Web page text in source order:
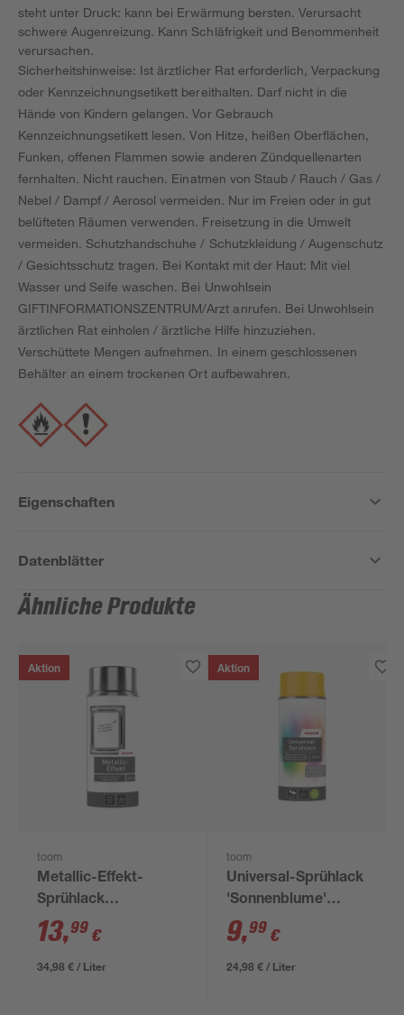
steht unter Druck: kann bei Erwärmung bersten. Verursacht
schwere Augenreizung. Kann Schläfrigkeit und Benommenheit
verursachen.
Sicherheitshinweise: Ist ärztlicher Rat erforderlich, Verpackung
oder Kennzeichnungsetikett bereithalten. Darf nicht in die
Hände von Kindern gelangen. Vor Gebrauch
Kennzeichnungsetikett lesen. Von Hitze, heißen Oberflächen,
Funken, offenen Flammen sowie anderen Zündquellenarten
fernhalten. Nicht rauchen. Einatmen von Staub / Rauch / Gas /
Nebel / Dampf / Aerosol vermeiden. Nur im Freien oder in gut
belüfteten Räumen verwenden. Freisetzung in die Umwelt
vermeiden. Schutzhandschuhe / Schutzkleidung / Augenschutz
/ Gesichtsschutz tragen. Bei Kontakt mit der Haut: Mit viel
Wasser und Seife waschen. Bei Unwohlsein
GIFTINFORMATIONSZENTRUM/Arzt anrufen. Bei Unwohlsein
ärztlichen Rat einholen / ärztliche Hilfe hinzuziehen.
Verschüttete Mengen aufnehmen. In einem geschlossenen
Behälter an einem trockenen Ort aufbewahren.
Eigenschaften
Datenblätter
Ähnliche Produkte
Aktion
toom
Metallic-Effekt-
Sprühlack
silberfarben glänzend
400 ml
13,99 €
34,98 € / Liter
Aktion
toom
Universal-Sprühlack
'Sonnenblume'
orangegelb
seidenmatt 400 ml
9,99 €
24,98 € / Liter